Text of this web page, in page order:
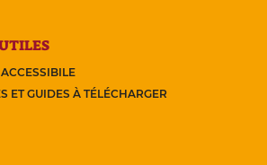
ET GUIDES À TÉLÉCHARGER